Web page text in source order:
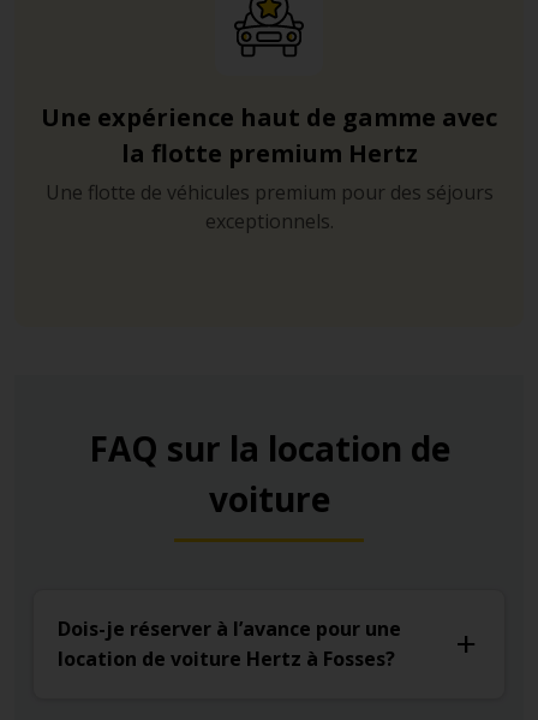
Une expérience haut de gamme avec
la flotte premium Hertz
Une flotte de véhicules premium pour des séjours
exceptionnels.
FAQ sur la location de
voiture
Dois-je réserver à l’avance pour une
location de voiture Hertz à Fosses?